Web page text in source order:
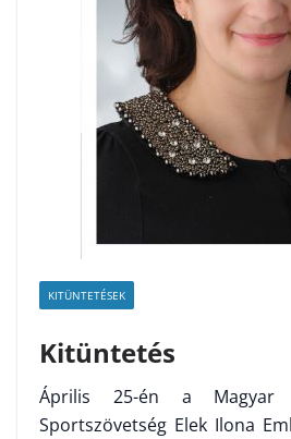
KITÜNTETÉSEK
Kitüntetés
Április 25-én a Magyar
Sportszövetség Elek Ilona